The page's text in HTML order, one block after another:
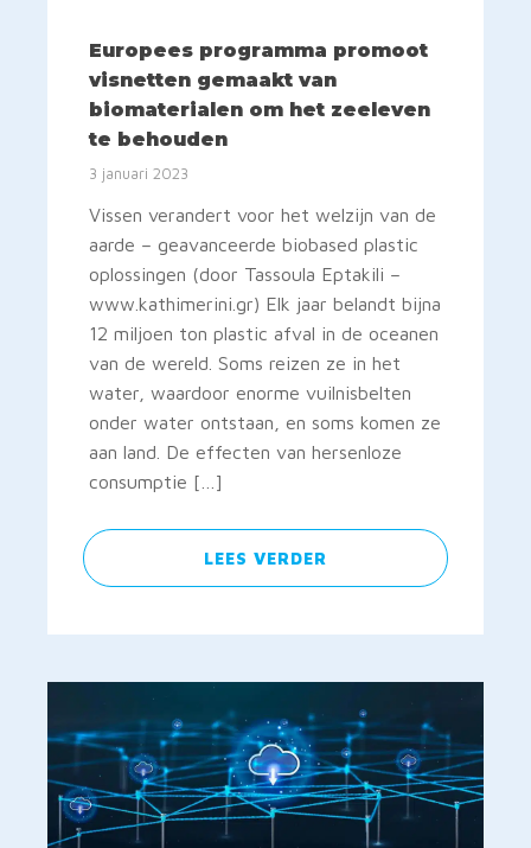
Europees programma promoot
visnetten gemaakt van
biomaterialen om het zeeleven
te behouden
3 januari 2023
Vissen verandert voor het welzijn van de
aarde – geavanceerde biobased plastic
oplossingen (door Tassoula Eptakili –
www.kathimerini.gr) Elk jaar belandt bijna
12 miljoen ton plastic afval in de oceanen
van de wereld. Soms reizen ze in het
water, waardoor enorme vuilnisbelten
onder water ontstaan, en soms komen ze
aan land. De effecten van hersenloze
consumptie […]
LEES VERDER